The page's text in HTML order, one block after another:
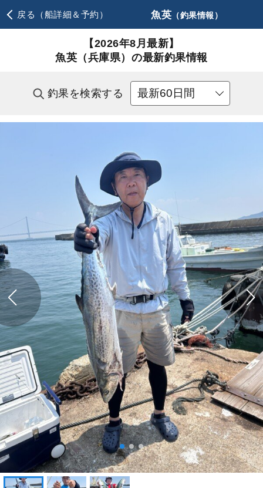
戻る（船詳細＆予約） 魚英 （釣果情報）
【2026年8月最新】
魚英（兵庫県）の最新釣果情報
釣果を検索する